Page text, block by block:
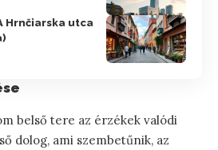
Hrnčiarska utca
belső tere az érzékek valódi
dolog, ami szembetűnik, az